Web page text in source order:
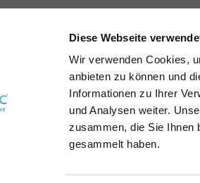
Diese Webseite
Wir verwenden Cookies,
anbieten zu können und
Informationen zu Ihrer
und Analysen weiter.
zusammen, die Sie Ihnen
gesammelt haben.